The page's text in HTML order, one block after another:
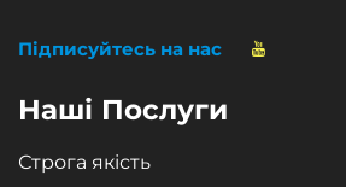
Підписуйтесь на нас
Наші Послуги
Строга якість